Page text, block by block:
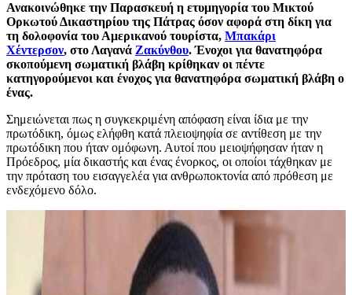
Ανακοινώθηκε την Παρασκευή η ετυμηγορία του Μικτού
Ορκωτού Δικαστηρίου της Πάτρας όσον αφορά στη δίκη για
τη δολοφονία του Αμερικανού τουρίστα, Μπακάρι
Χέντερσον, στο Λαγανά Ζακύνθου. Ένοχοι για θανατηφόρα
σκοπούμενη σωματική βλάβη κρίθηκαν οι πέντε
κατηγορούμενοι και ένοχος για θανατηφόρα σωματική βλάβη ο
ένας.
Σημειώνεται πως η συγκεκριμένη απόφαση είναι ίδια με την
πρωτόδικη, όμως ελήφθη κατά πλειοψηφία σε αντίθεση με την
πρωτόδικη που ήταν ομόφωνη. Αυτοί που μειοψήφησαν ήταν η
Πρόεδρος, μία δικαστής και ένας ένορκος, οι οποίοι τάχθηκαν με
την πρόταση του εισαγγελέα για ανθρωποκτονία από πρόθεση με
ενδεχόμενο δόλο.